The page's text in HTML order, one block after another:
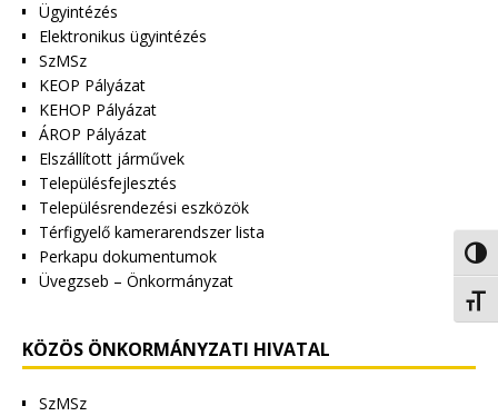
Ügyintézés
Elektronikus ügyintézés
SzMSz
KEOP Pályázat
KEHOP Pályázat
ÁROP Pályázat
Elszállított járművek
Településfejlesztés
Településrendezési eszközök
Térfigyelő kamerarendszer lista
Perkapu dokumentumok
Üvegzseb – Önkormányzat
KÖZÖS ÖNKORMÁNYZATI HIVATAL
SzMSz